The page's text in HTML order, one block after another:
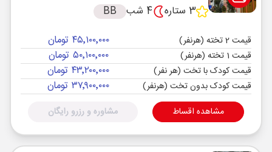
3 ستاره
4 شب BB
قیمت 2 تخته (هرنفر) ۴۵٬۱۰۰٬۰۰۰ تومان
قیمت 1 تخته (هرنفر) ۵۰٬۱۰۰٬۰۰۰ تومان
قیمت کودک با تخت (هر نفر) ۴۳٬۲۰۰٬۰۰۰ تومان
قیمت کودک بدون تخت (هرنفر) ۳۷٬۹۰۰٬۰۰۰ تومان
مشاهده اقساط مشاوره و رزرو رایگان